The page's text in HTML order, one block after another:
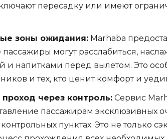
пересадку или имеют
зоны ожидания: Marhaba
могут расслабиться,
и напитками перед вылетом. Это
и тех, кто ценит комфорт и
через контроль: Сервис
пассажирам эксклюзивных
пунктах. Это не только